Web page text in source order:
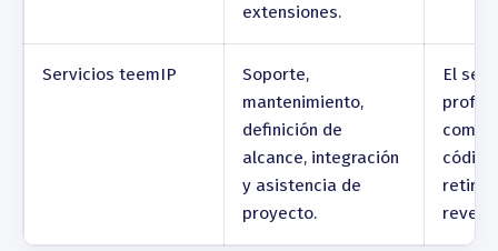
extensiones.
Servicios teemIP
Soporte,
mantenimiento,
definición de
alcance, integración
y asistencia de
proyecto.
El
retirar